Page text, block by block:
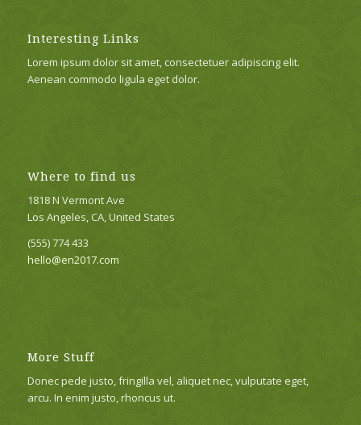
Interesting Links
Lorem ipsum dolor sit amet, consectetuer adipiscing elit.
Aenean commodo ligula eget dolor.
Where to find us
1818 N Vermont Ave
Los Angeles, CA, United States
(555) 774 433
hello@en2017.com
More Stuff
Donec pede justo, fringilla vel, aliquet nec, vulputate eget,
arcu. In enim justo, rhoncus ut.